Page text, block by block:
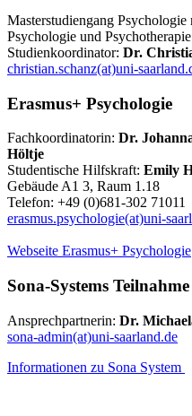
Masterstudiengang
Psychologie und
Studienkoordinator: Dr.
christian.schanz(at)uni-
Erasmus+ Psychologie
Fachkoordinatorin: Dr.
Höltje
Studentische Hilfskraft: Emily
Gebäude A1 3, Raum 1.18
Telefon: +49 (0)681-302 71011
erasmus.psychologie(at)uni-
Webseite Erasmus+ Psychologie
Sona-Systems
Ansprechpartnerin: Dr.
sona-admin(at)uni-saarland.de
Informationen zu Sona System